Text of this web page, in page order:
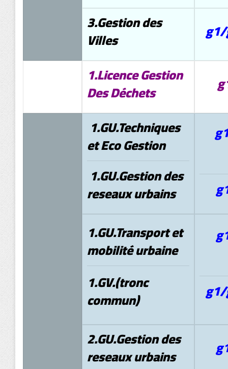
3.Gestion des
Villes
1.Licence Gestion
Des Déchets
1.GU.Techniques
et Eco Gestion
1.GU.Gestion des
reseaux urbains
1.GU.Transport et
mobilité urbaine
1.GV.(tronc
commun)
2.GU.Gestion des
reseaux urbains